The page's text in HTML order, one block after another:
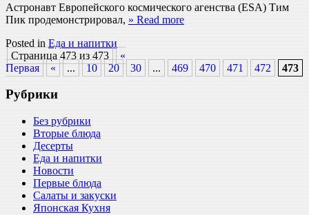
Астронавт Европейского космического агенства (ESA) Тим
Пик продемонстрировал, » Read more
Posted in Еда и напитки
Страница 473 из 473
«
Первая
« ... 10 20 30 ... 469 470 471 472 473
Рубрики
Без рубрики
Вторые блюда
Десерты
Еда и напитки
Новости
Первые блюда
Салаты и закуски
Японская Кухня